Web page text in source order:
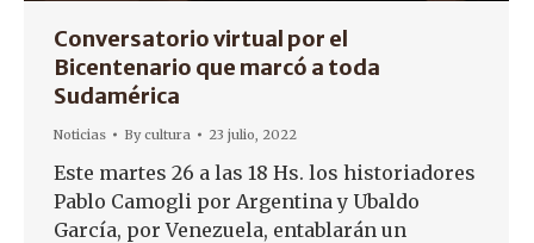
Conversatorio virtual por el
Bicentenario que marcó a toda
Sudamérica
Noticias Bycultura 23 julio, 2022
Este martes 26 a las 18 Hs. los historiadores
Pablo Camogli por Argentina y Ubaldo
García, por Venezuela, entablarán un